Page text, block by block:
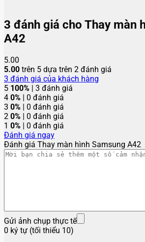
3 đánh giá cho Thay màn
A42
5.00
5.00 trên 5 dựa trên 2 đánh giá
3 đánh giá của khách hàng
5 100% | 3 đánh giá
4 0% | 0 đánh giá
3 0% | 0 đánh giá
2 0% | 0 đánh giá
1 0% | 0 đánh giá
Đánh giá ngay
Đánh giá Thay màn hình Samsung A42
Gửi ảnh chụp thực tế
0 ký tự (tối thiểu 10)